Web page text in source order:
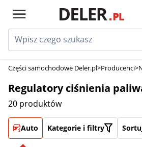
Części samochodowe Deler.pl>Producenci>
Regulatory ciśnienia
20 produktów
Auto Kategorie i filtry